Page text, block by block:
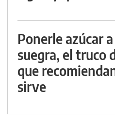
Ponerle azúcar
suegra, el truco
que
sirve